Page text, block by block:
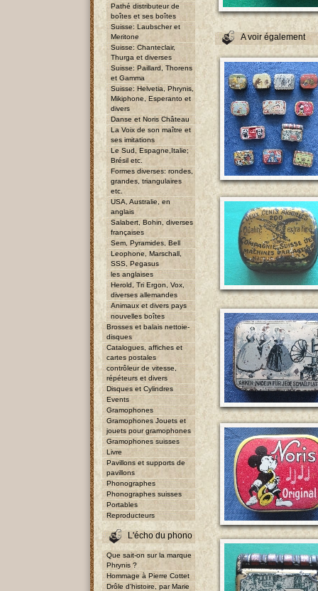
Pathé distributeur de
boîtes et ses boîtes
Suisse: Laubscher et
Meritone
Suisse: Chanteclair,
Thurga et diverses
Suisse: Paillard, Thorens
et Gamma
Suisse: Helvetia, Phrynis,
Mikiphone, Esperanto et
divers
Danse et Noris Château
La Voix de son maître et
ses imitations
Le Sud, Espagne,Italie;
Brésil etc.
Formes diverses: rondes,
grandes, triangulaires
etc.
USA, Australie, en
anglais
Salabert, Bohin, diverses
françaises
Sem, Pyramides, Bell
Leophone, Marschall,
SSS, Pegasus
les anglaises
Herold, Tri Ergon, Vox,
diverses allemandes
Animaux et divers pays
nouvelles boîtes
Brosses et balais nettoie-
disques
Catalogues, affiches et
cartes postales
contrôleur de vitesse,
répéteurs et divers
Disques et Cylindres
Events
Gramophones
Gramophones Jouets et
jouets pour gramophones
Gramophones suisses
Livre
Pavillons et supports de
pavillons
Phonographes
Phonographes suisses
Portables
Reproducteurs
L'écho du phono
Que sait-on sur la marque
Phrynis ?
Hommage à Pierre Cottet
Drôle d'histoire, par Marie
A voir également